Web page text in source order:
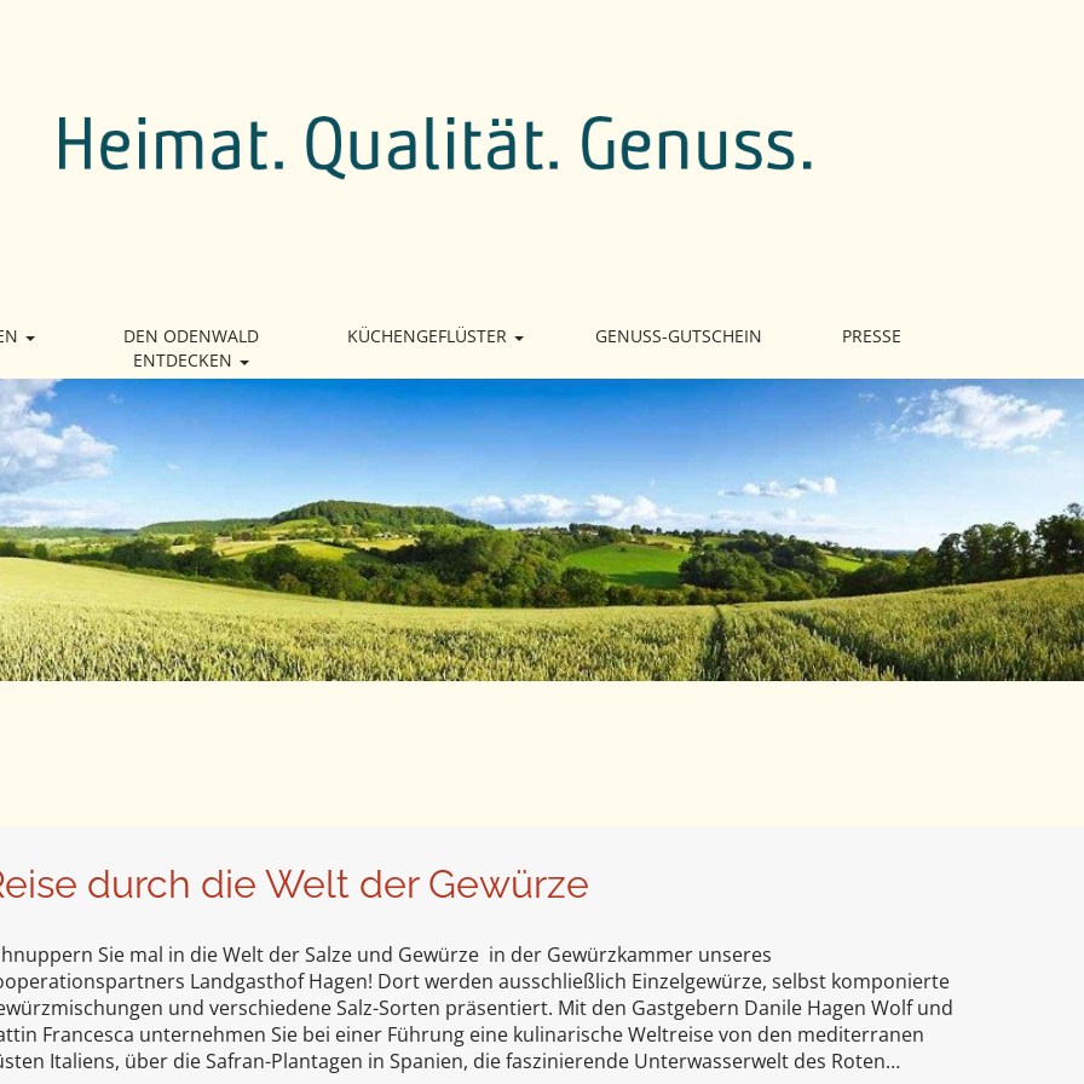
DEN ODENWALD
ENTDECKEN
KÜCHENGEFLÜSTER GENUSS-GUTSCHEIN PRESSE
durch die Welt der Gewürze
Sie mal in die Welt der Salze und Gewürze in der Gewürzkammer unseres
Landgasthof Hagen! Dort werden ausschließlich Einzelgewürze, selbst komponierte
und verschiedene Salz-Sorten präsentiert. Mit den Gastgebern Danile Hagen Wolf und
Francesca unternehmen Sie bei einer Führung eine kulinarische Weltreise von den mediterranen
Italiens, über die Safran-Plantagen in Spanien, die faszinierende Unterwasserwelt des Roten…